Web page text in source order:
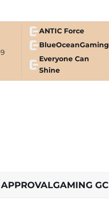
ANTIC Force
BlueOceanGaming
Everyone Can
Shine
APPROVALGAMING GC